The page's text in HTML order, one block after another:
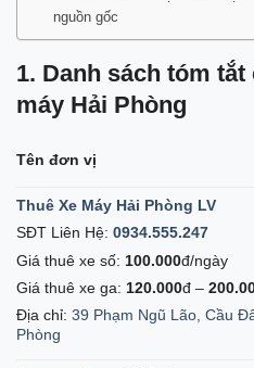
nguồn gốc
1. Danh sách tóm
máy Hải Phòng
Tên đơn vị
Thuê Xe Máy Hải Phòng LV
SĐT Liên Hệ: 0934.555.247
Giá thuê xe số: 100.000đ/ngày
Giá thuê xe ga: 120.000đ –
Địa chỉ: 39 Phạm Ngũ Lão, Cầu
Phòng